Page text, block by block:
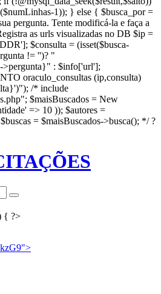
1)); } else { $busca_por =
pergunta. Tente modificá-la e faça a
as urls visualizadas no DB $ip =
$consulta = (isset($busca-
!= '')? "
: $info['url'];
oraculo_consultas (ip,consulta)
/* include
$maisBuscados = New
=> 10 )); $autores =
= $maisBuscados->busca(); */ ?
{ ?>